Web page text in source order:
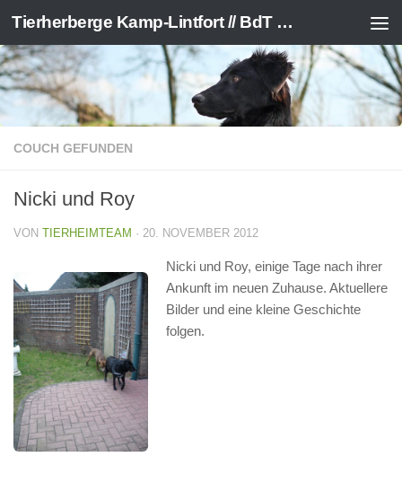
Zum Inhalt springen Tierherberge Kamp-Lintfort // BdT e.V.
COUCH GEFUNDEN
Nicki und Roy
VON TIERHEIMTEAM · 20. NOVEMBER 2012
Nicki und Roy, einige Tage nach ihrer
Ankunft im neuen Zuhause. Aktuellere
Bilder und eine kleine Geschichte
folgen.